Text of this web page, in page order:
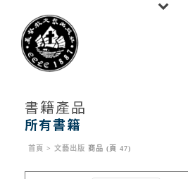
書籍產品
首頁 > 文藝出版 商品 (頁 47)
所有書籍